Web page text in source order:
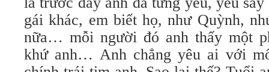
gái khác, em biết họ, như Quỳnh,
nữa… mỗi người đó anh thấy một
khứ anh… Anh chẳng yêu ai với